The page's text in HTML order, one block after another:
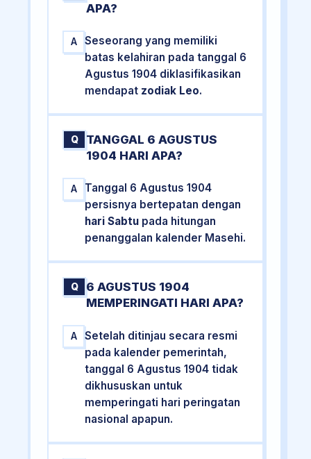
APA?
A
Seseorang yang memiliki
batas kelahiran pada tanggal 6
Agustus 1904 diklasifikasikan
mendapat zodiak Leo.
Q
TANGGAL 6 AGUSTUS
1904 HARI APA?
A
Tanggal 6 Agustus 1904
persisnya bertepatan dengan
hari Sabtu pada hitungan
penanggalan kalender Masehi.
Q
6 AGUSTUS 1904
MEMPERINGATI HARI APA?
A
Setelah ditinjau secara resmi
pada kalender pemerintah,
tanggal 6 Agustus 1904 tidak
dikhususkan untuk
memperingati hari peringatan
nasional apapun.